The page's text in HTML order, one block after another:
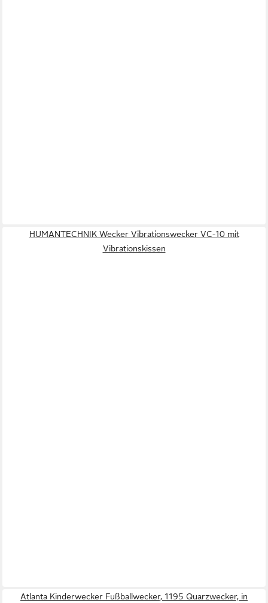
HUMANTECHNIK Wecker Vibrationswecker VC-10 mit
Vibrationskissen
Atlanta Kinderwecker Fußballwecker, 1195 Quarzwecker, in